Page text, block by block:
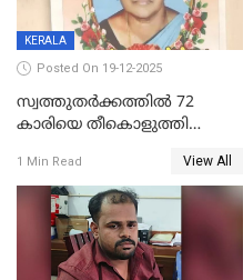
KERALA
Posted On 19-12-2025
സ്വത്തുതര്‍ക്കത്തില്‍ 72
കാരിയെ തീകൊളുത്തി
ക്രൂരകൊലപാതകത്തില്‍
സഹോദരിപുത്രന് ജീവപര്യന്തം
1 Min Read View All